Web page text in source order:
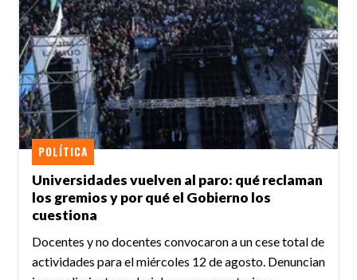
Universidades vuelven al paro: qué reclaman
los gremios y por qué el Gobierno los
cuestiona
POLÍTICA
Docentes y no docentes convocaron a un cese total de
actividades para el miércoles 12 de agosto. Denuncian